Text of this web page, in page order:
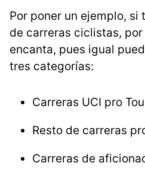
Por poner un ejemplo, si
de carreras ciclistas,
encanta, pues igual
tres categorías:
Carreras UCI pro
Resto de carreras
Carreras de